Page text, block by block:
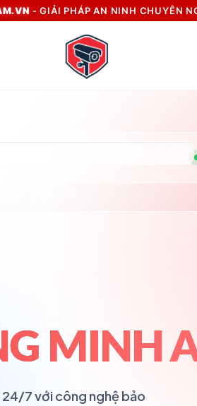
- GIẢI PHÁP AN NINH CHUYÊN
MINH
24/7 với công nghệ bảo